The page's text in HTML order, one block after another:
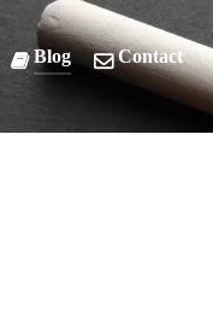
Blog Contact